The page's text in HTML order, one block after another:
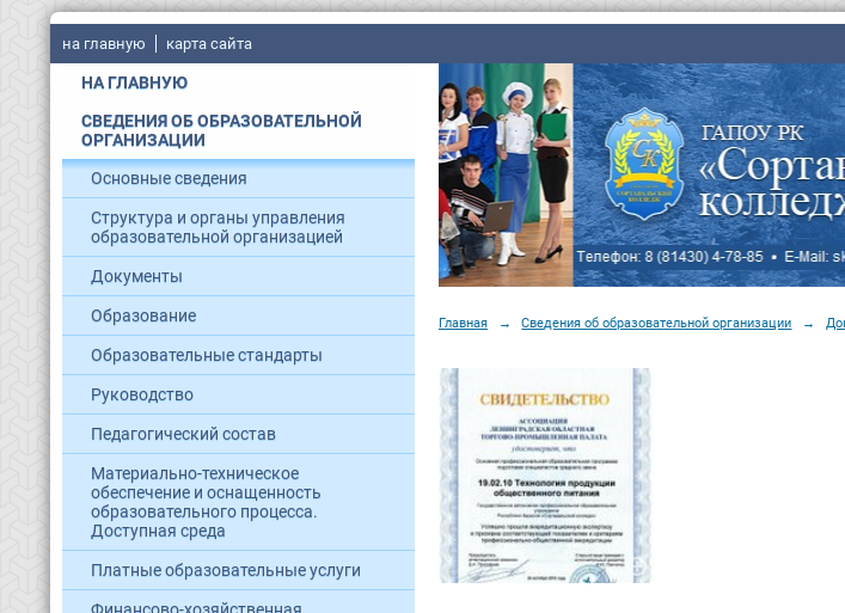
на главную карта сайта
НА ГЛАВНУЮ
СВЕДЕНИЯ ОБ ОБРАЗОВАТЕЛЬНОЙ
ОРГАНИЗАЦИИ
Основные сведения
Структура и органы управления
образовательной организацией
Документы
Образование
Образовательные стандарты
Руководство
Педагогический состав
Материально-техническое
обеспечение и оснащенность
образовательного процесса.
Доступная среда
Платные образовательные услуги
Главная → Сведения об образовательной организации →